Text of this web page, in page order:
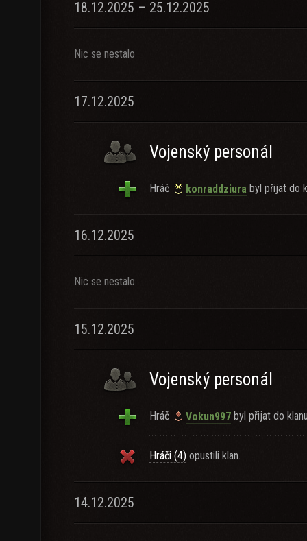
18.12.2025 – 25.12.2025
Nic se nestalo
17.12.2025
Vojenský personál
Hráč konraddziura byl přijat do
16.12.2025
Nic se nestalo
15.12.2025
Vojenský personál
Hráč Vokun997 byl přijat do
Hráči (4) opustili klan.
14.12.2025